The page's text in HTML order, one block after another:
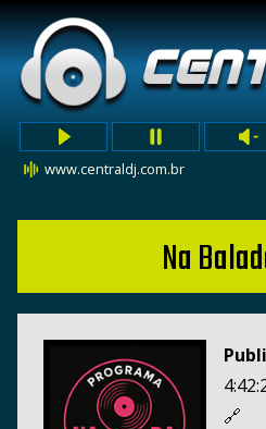
www.centraldj.com.br
Na
🔗